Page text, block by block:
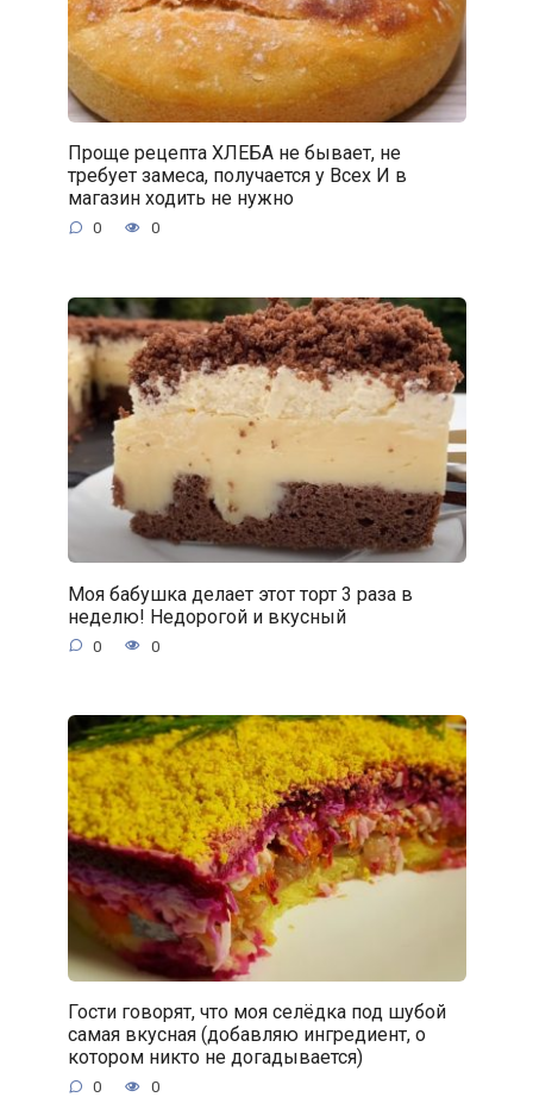
Проще рецепта ХЛЕБА не бывает, не
требует замеса, получается у Всех И в
магазин ходить не нужно
0 0
Моя бабушка делает этот торт 3 раза в
неделю! Недорогой и вкусный
0 0
Гости говорят, что моя селёдка под шубой
самая вкусная (добавляю ингредиент, о
котором никто не догадывается)
0 0